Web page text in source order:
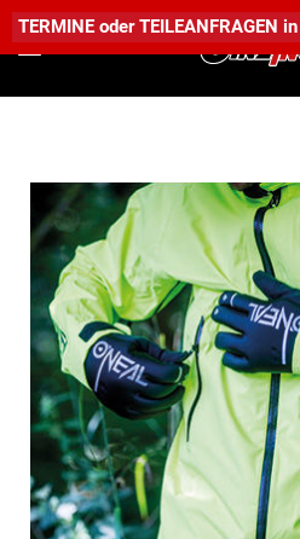
TERMINE oderTEILEANFRAGEN